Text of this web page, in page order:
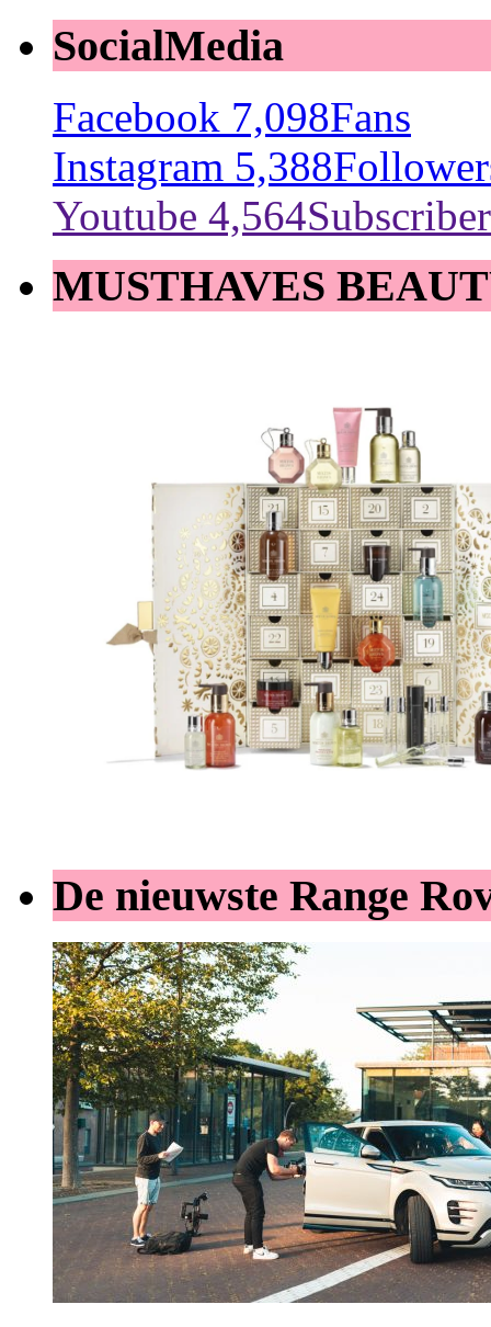
SocialMedia
Facebook 7,098Fans
Instagram 5,388
Youtube 4,564Subscriber
MUSTHAVES
De nieuwste Range